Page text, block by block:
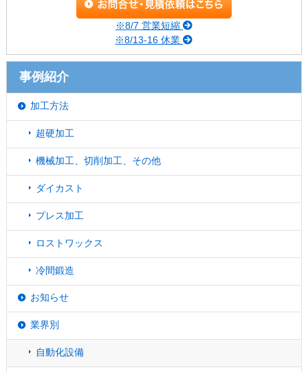
※8/7 営業短縮
※8/13-16 休業
事例紹介
加工方法
超硬加工
機械加工、切削加工、その他
ダイカスト
プレス加工
ロストワックス
冷間鍛造
お知らせ
業界別
自動化設備